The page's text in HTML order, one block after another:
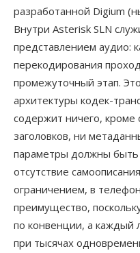
разработанной Digium
Внутри Asterisk SLN
представлением аудио:
перекодирования
промежуточный этап.
архитектуры кодек-
содержит ничего,
заголовков, ни
параметры должны быть
отсутствие
ограничением, в
преимущество,
по конвенции, а каждый
при тысячах